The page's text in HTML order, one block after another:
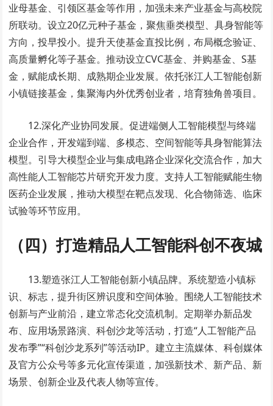
业母基金、引领区基金等作用，加强未来产业基金与高校院
所联动。设立20亿元种子基金，聚焦垂类模型、具身智能等
方向，投早投小。提升天使基金直投比例，布局概念验证、
高质量孵化等子基金。推动设立CVC基金、并购基金、S基
金 ，赋能成长期、成熟期企业发展。依托张江人工智能创新
小镇链接基金，集聚海内外优秀创业者，培育独角兽项目。
12.深化产业协同发展。促进端侧人工智能模型与终端
企业合作，开发端到端、多模态、空间智能等具身智能算法
模型。引导大模型企业与集成电路企业深化交流合作，加大
高性能人工智能芯片研究开发力度。支持人工智能赋能生物
医药企业发展，推动大模型在靶点发现、化合物筛选、临床
试验等环节应用。
（四）打造精品人工智能科创不夜城
13.塑造张江人工智能创新小镇品牌。系统塑造小镇标
识、标志，提升街区辨识度和空间体验。围绕人工智能技术
创新与产业前沿，建立常态化交流机制。定期举办新品发
布、应用场景路演、科创沙龙等活动，打造“人工智能产品
发布季”“科创沙龙系列”等活动IP。建立主流媒体、科创媒体
及官方公众号等多元化宣传渠道，加强新技术、新产品、新
场景、创新企业及代表人物等宣传。